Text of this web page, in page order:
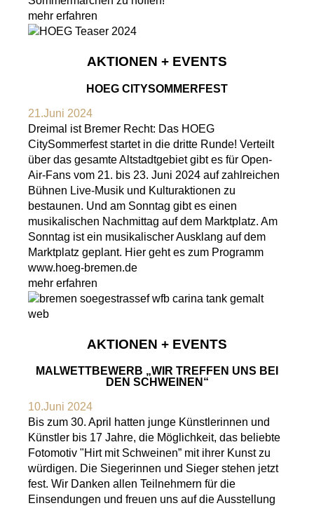
mehr erfahren
AKTIONEN + EVENTS
HOEG CITYSOMMERFEST
21.Juni 2024
Dreimal ist Bremer Recht: Das HOEG
CitySommerfest startet in die dritte Runde! Verteilt
über das gesamte Altstadtgebiet gibt es für Open-
Air-Fans vom 21. bis 23. Juni 2024 auf zahlreichen
Bühnen Live-Musik und Kulturaktionen zu
bestaunen. Und am Sonntag gibt es einen
musikalischen Nachmittag auf dem Marktplatz. Am
Sonntag ist ein musikalischer Ausklang auf dem
Marktplatz geplant. Hier geht es zum Programm
www.hoeg-bremen.de
mehr erfahren
AKTIONEN + EVENTS
MALWETTBEWERB „WIR TREFFEN UNS BEI
DEN SCHWEINEN“
10.Juni 2024
Bis zum 30. April hatten junge Künstlerinnen und
Künstler bis 17 Jahre, die Möglichkeit, das beliebte
Fotomotiv "Hirt mit Schweinen” mit ihrer Kunst zu
würdigen. Die Siegerinnen und Sieger stehen jetzt
fest. Wir Danken allen Teilnehmern für die
Einsendungen und freuen uns auf die Ausstellung